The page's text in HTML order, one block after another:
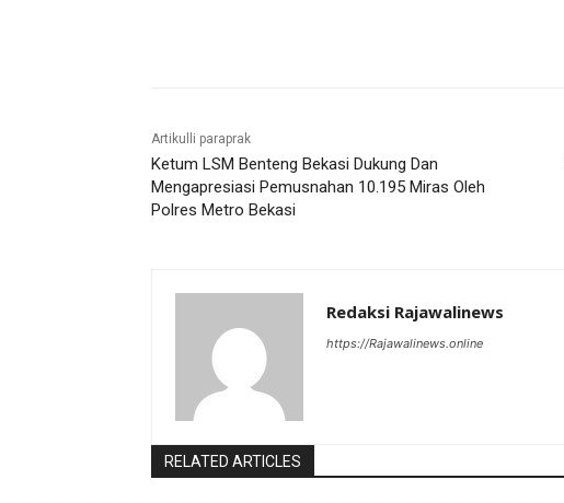
Artikulli paraprak
Ketum LSM Benteng Bekasi Dukung Dan
Mengapresiasi Pemusnahan 10.195 Miras Oleh
Polres Metro Bekasi
Redaksi Rajawalinews
https://Rajawalinews.online
RELATED ARTICLES